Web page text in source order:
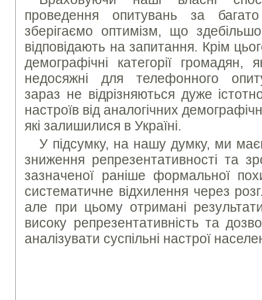
проведення опитувань за
зберігаємо оптимізм, що
відповідають на запитання. Крім
демографічні категорії громадян,
недосяжні для телефонного
зараз не відрізняються дуже
настроїв від аналогічних
які залишилися в Україні.
У підсумку, на нашу думку, ми
зниження репрезентативності та
зазначеної раніше формальної
систематичне відхилення через
але при цьому отримані
високу репрезентативність та
аналізувати суспільні настрої